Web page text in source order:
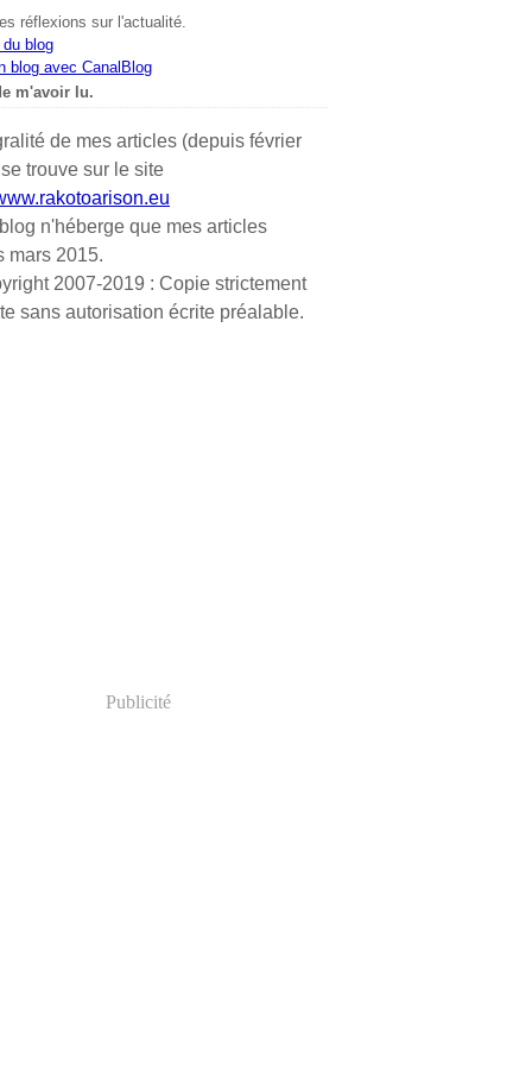
réflexions sur l'actualité.
blog
blog avec CanalBlog
m'avoir lu.
de mes articles (depuis février
trouve sur le site
n'héberge que mes articles
mars 2015.
2007-2019 : Copie strictement
sans autorisation écrite préalable.
Publicité